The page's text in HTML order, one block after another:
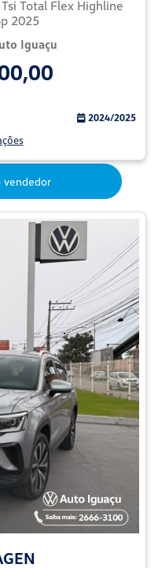
Total Flex Highline
2025
Iguaçu
2024/2025
vendedor